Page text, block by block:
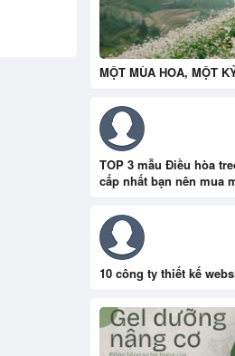
MỘT MÙA HOA, MỘT
TOP 3 mẫu Điều hòa
cấp nhất bạn nên mua
10 công ty thiết kế